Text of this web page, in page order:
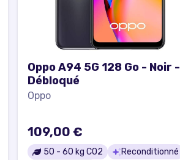
Oppo A94 5G 128 Go - Noir -
Débloqué
Oppo
109,00 €
50 - 60 kg CO2
Reconditionné